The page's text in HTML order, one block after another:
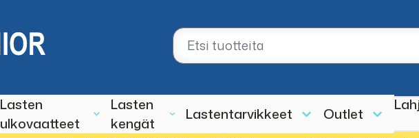
Lasten
ulkovaatteet
Lasten
kengät
Lastentarvikkeet Outlet